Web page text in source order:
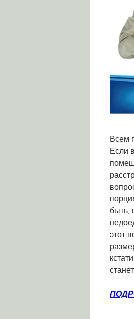
Всем
Если
быть,
этот